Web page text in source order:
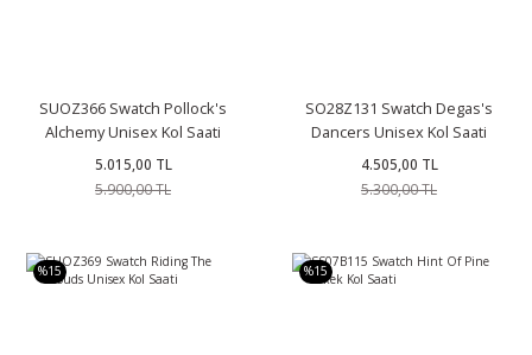
SUOZ366 Swatch Pollock's
Alchemy Unisex Kol Saati
5.015,00 TL
5.900,00 TL
SO28Z131 Swatch Degas's
Dancers Unisex Kol Saati
4.505,00 TL
5.300,00 TL
%15 %15